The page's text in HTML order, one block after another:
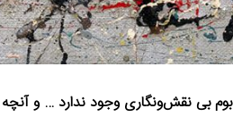
بوم بی نقشونگاری وجود ندارد … و آنچه